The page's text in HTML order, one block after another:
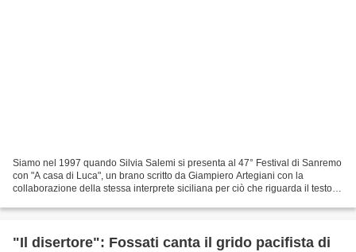
Siamo nel 1997 quando Silvia Salemi si presenta al 47° Festival di Sanremo
con "A casa di Luca", un brano scritto da Giampiero Artegiani con la
collaborazione della stessa interprete siciliana per ciò che riguarda il testo. Il
"Il disertore": Fossati canta il grido pacifista di